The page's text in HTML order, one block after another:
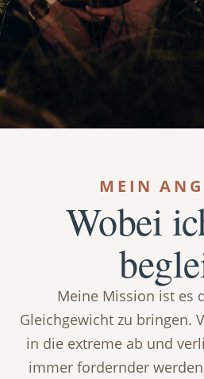
MEIN
Wobei
Meine Mission ist es
Gleichgewicht zu bringen.
in die extreme ab und
immer fordernder